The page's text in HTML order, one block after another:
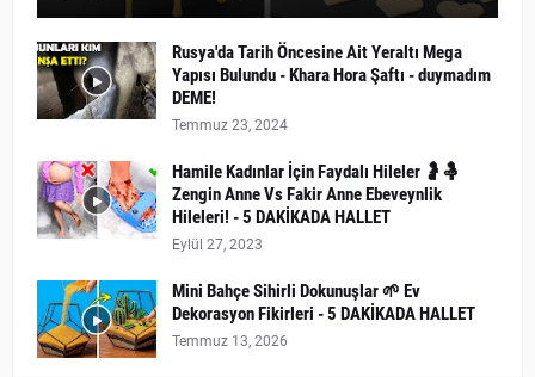
Rusya'da Tarih Öncesine Ait Yeraltı Mega
Yapısı Bulundu - Khara Hora Şaftı - duymadım
DEME!
Temmuz 23, 2024
Hamile Kadınlar İçin Faydalı Hileler 🤰🤱
Zengin Anne Vs Fakir Anne Ebeveynlik
Hileleri! - 5 DAKİKADA HALLET
Eylül 27, 2023
Mini Bahçe Sihirli Dokunuşlar 🌱 Ev
Dekorasyon Fikirleri - 5 DAKİKADA HALLET
Temmuz 13, 2026